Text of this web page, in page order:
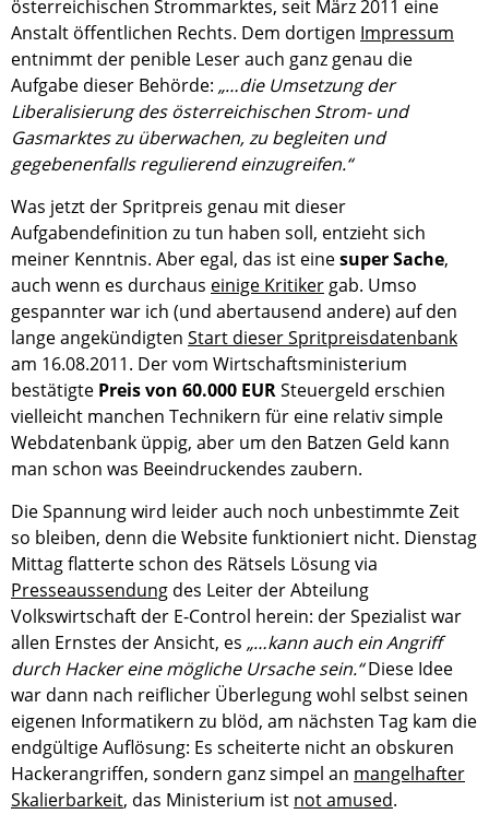
österreichischen Strommarktes, seit März 2011 eine
Anstalt öffentlichen Rechts. Dem dortigen Impressum
entnimmt der penible Leser auch ganz genau die
Aufgabe dieser Behörde: „…die Umsetzung der
Liberalisierung des österreichischen Strom- und
Gasmarktes zu überwachen, zu begleiten und
gegebenenfalls regulierend einzugreifen.“
Was jetzt der Spritpreis genau mit dieser
Aufgabendefinition zu tun haben soll, entzieht sich
meiner Kenntnis. Aber egal, das ist einesuper Sache,
auch wenn es durchaus einige Kritiker gab. Umso
gespannter war ich (und abertausend andere) auf den
lange angekündigten Start dieser Spritpreisdatenbank
am 16.08.2011. Der vom Wirtschaftsministerium
bestätigte Preis von 60.000 EURSteuergeld erschien
vielleicht manchen Technikern für eine relativ simple
Webdatenbank üppig, aber um den Batzen Geld kann
man schon was Beeindruckendes zaubern.
Die Spannung wird leider auch noch unbestimmte Zeit
so bleiben, denn die Website funktioniert nicht. Dienstag
Mittag flatterte schon des Rätsels Lösung via
Presseaussendung des Leiter der Abteilung
Volkswirtschaft der E-Control herein: der Spezialist war
allen Ernstes der Ansicht, es „…kann auch ein Angriff
durch Hacker eine mögliche Ursache sein.“Diese Idee
war dann nach reiflicher Überlegung wohl selbst seinen
eigenen Informatikern zu blöd, am nächsten Tag kam die
endgültige Auflösung: Es scheiterte nicht an obskuren
Hackerangriffen, sondern ganz simpel an mangelhafter
Skalierbarkeit, das Ministerium ist not amused.